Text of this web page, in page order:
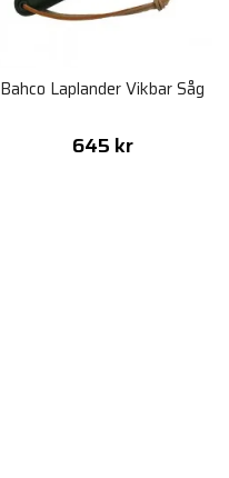
Bahco Laplander Vikbar Såg
645 kr